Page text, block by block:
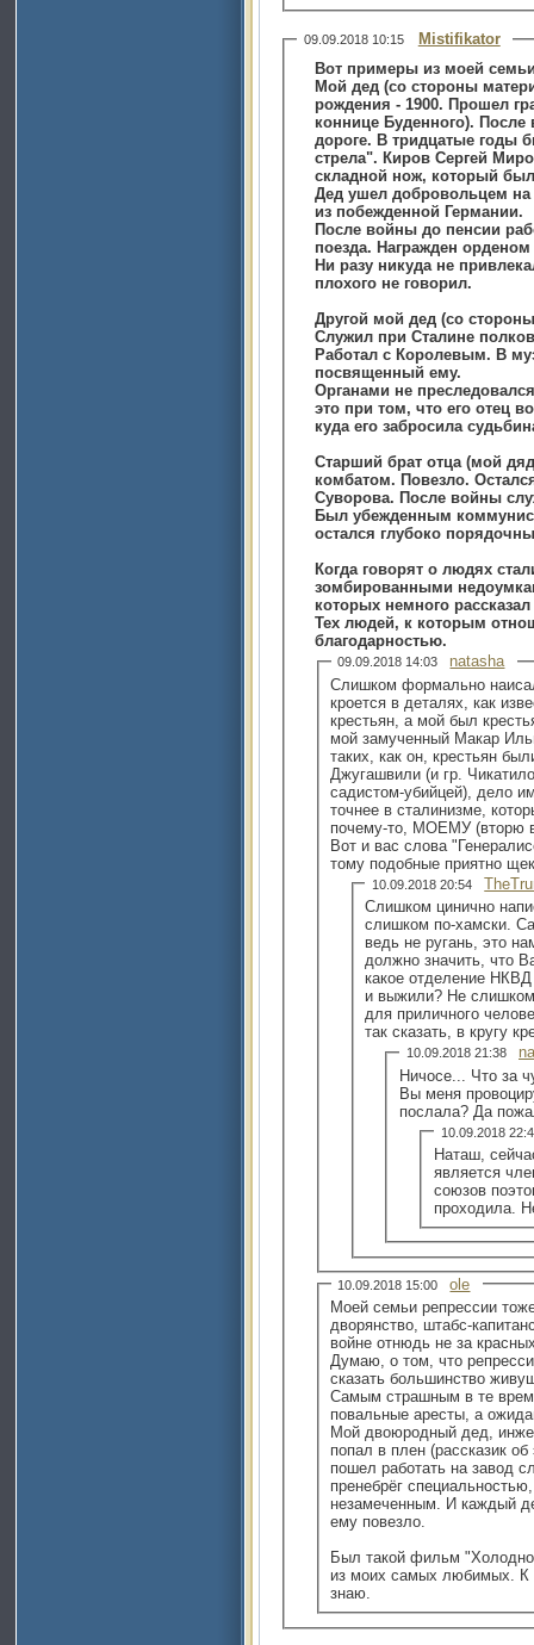
09.09.2018 10:15
Mistifikator
Вот примеры из моей
Мой дед (со стороны
рождения - 1900. Прошел
коннице Буденного).
дороге. В тридцатые годы
стрела". Киров Сергей
складной нож, который
Дед ушел добровольцем
из побежденной Германии.
После войны до пенсии
поезда. Награжден
Ни разу никуда не
плохого не говорил.
Другой мой дед (со
Служил при Сталине
Работал с Королевым. В
посвященный ему.
Органами не
это при том, что его отец
куда его забросила
Старший брат отца (мой
комбатом. Повезло.
Суворова. После войны
Был убежденным
остался глубоко
Когда говорят о людях
зомбированными
которых немного рассказал
Тех людей, к которым
благодарностью.
09.09.2018 14:03
natasha
Слишком формально
кроется в деталях, как
крестьян, а мой был
мой замученный Макар
таких, как он, крестьян
Джугашвили (и гр.
садистом-убийцей), дело
точнее в сталинизме,
почему-то, МОЕМУ (вторю
Вот и вас слова
10.09.2018 20:54
Слишком цинично
слишком по-хамски.
ведь не ругань, это
должно значить, что
какое отделение
и выжили? Не
для приличного человека, даже
так сказать, в кругу
10.09.2018 21:38
Ничосе... Что за
Вы меня
послала? Да
10.09.2018
Наташ,
является
союзов
проходила.
10.09.2018 15:00
ole
Моей семьи репрессии
дворянство, штабс-
войне отнюдь не за
Думаю, о том, что
сказать большинство
Самым страшным в те
повальные аресты, а
Мой двоюродный дед,
попал в плен (рассказик
пошел работать на завод
пренебрёг
незамеченным. И каждый
ему повезло.
Был такой фильм
из моих самых любимых. К
знаю.